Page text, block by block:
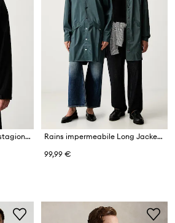
adidas giacca di mezza stagione da uomo Essentials
Rains impermeabile Long Jacket W3
99,99 €